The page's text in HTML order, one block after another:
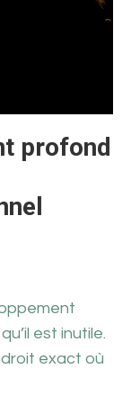
profond
est inutile.
exact où